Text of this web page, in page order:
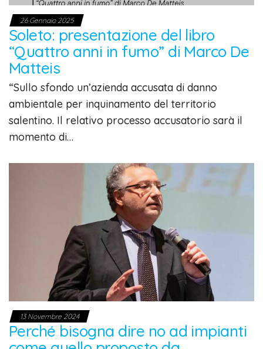
26 Gennaio 2025
Soleto: presentazione del libro
“Quattro anni in fumo” di Marco De
Matteis
“Sullo sfondo un’azienda accusata di danno
ambientale per inquinamento del territorio
salentino. Il relativo processo accusatorio sarà il
momento di…
13 Novembre 2024
Perché bisogna dire no ad impianti